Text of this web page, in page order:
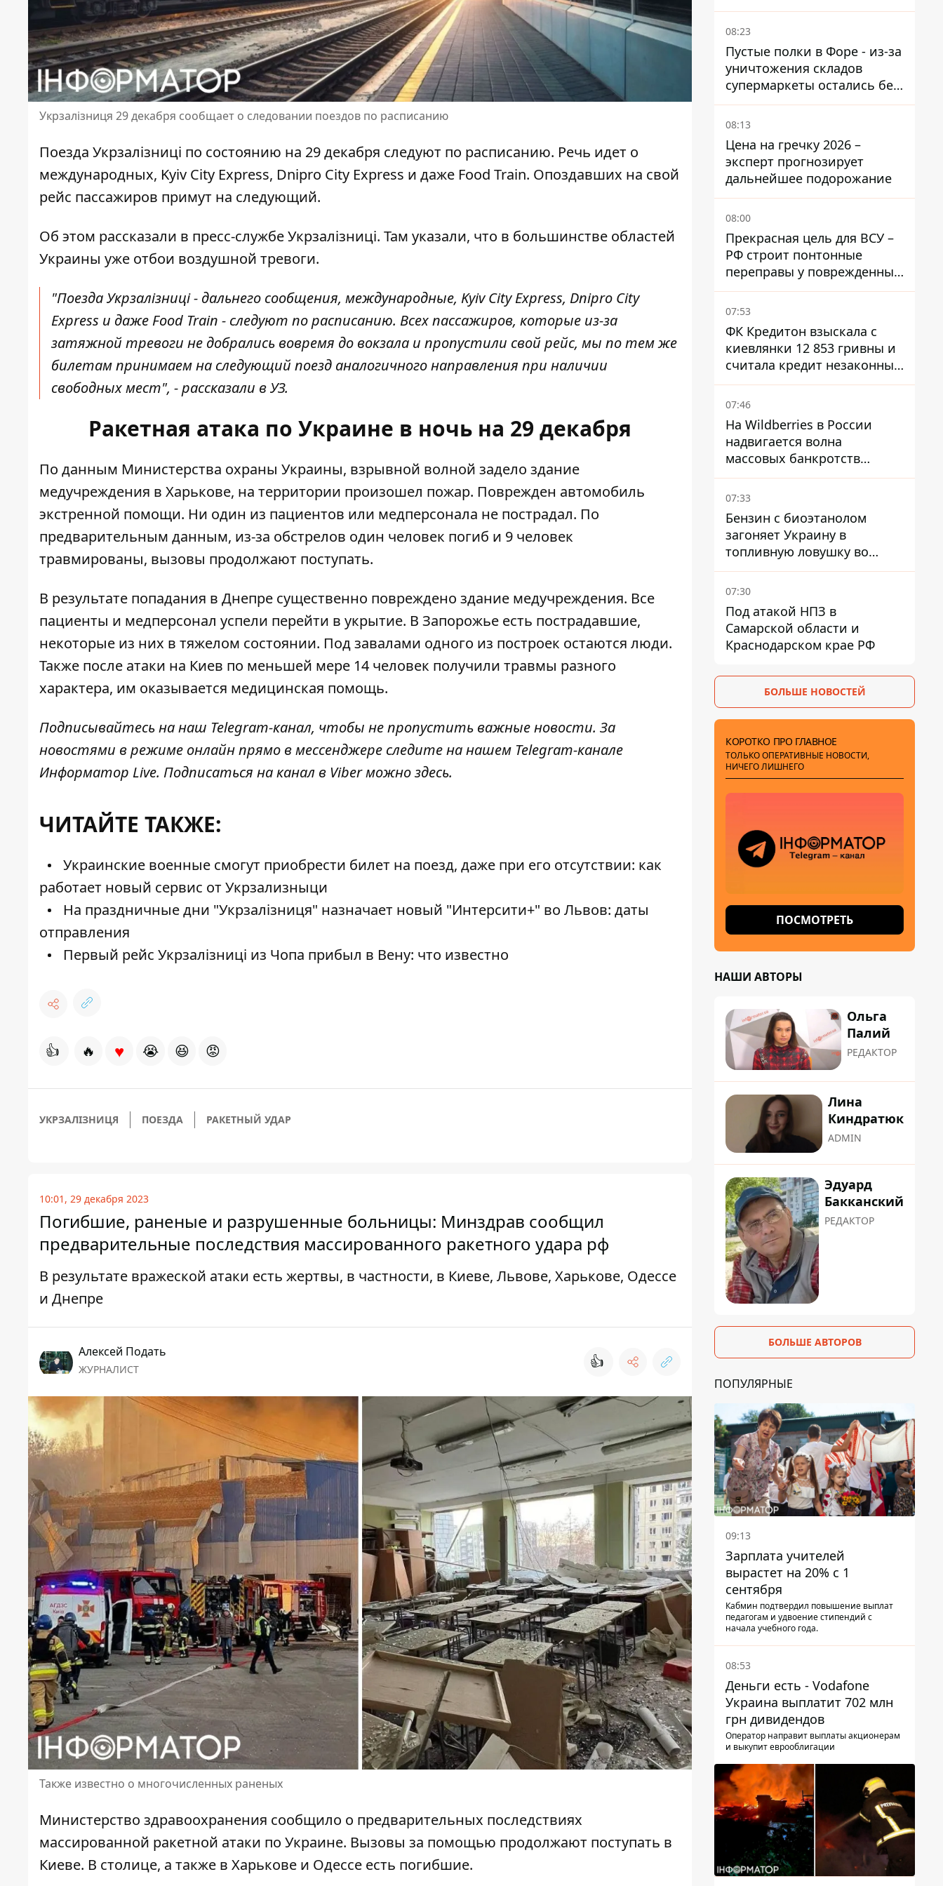
Укрзалізниця 29 декабря сообщает о следовании поездов по расписанию
Поезда Укрзалізниці по состоянию на 29 декабря следуют по расписанию. Речь идет о
международных, Kyiv City Express, Dnipro City Express и даже Food Train. Опоздавших на свой
рейс пассажиров примут на следующий.
Об этом рассказали в пресс-службе Укрзалізниці. Там указали, что в большинстве областей
Украины уже отбои воздушной тревоги.
"Поезда Укрзалізниці - дальнего сообщения, международные, Kyiv City Express, Dnipro City
Express и даже Food Train - следуют по расписанию. Всех пассажиров, которые из-за
затяжной тревоги не добрались вовремя до вокзала и пропустили свой рейс, мы по тем же
билетам принимаем на следующий поезд аналогичного направления при наличии
свободных мест", - рассказали в УЗ.
Ракетная атака по Украине в ночь на 29 декабря
По данным Министерства охраны Украины, взрывной волной задело здание
медучреждения в Харькове, на территории произошел пожар. Поврежден автомобиль
экстренной помощи. Ни один из пациентов или медперсонала не пострадал. По
предварительным данным, из-за обстрелов один человек погиб и 9 человек
травмированы, вызовы продолжают поступать.
В результате попадания в Днепре существенно повреждено здание медучреждения. Все
пациенты и медперсонал успели перейти в укрытие. В Запорожье есть пострадавшие,
некоторые из них в тяжелом состоянии. Под завалами одного из построек остаются люди.
Также после атаки на Киев по меньшей мере 14 человек получили травмы разного
характера, им оказывается медицинская помощь.
Подписывайтесь на наш Telegram-канал, чтобы не пропустить важные новости. За
новостями в режиме онлайн прямо в мессенджере следите на нашем Telegram-канале
Информатор Live. Подписаться на канал в Viber можноздесь.
ЧИТАЙТЕ ТАКЖЕ:
Украинские военные смогут приобрести билет на поезд, даже при его отсутствии: как
работает новый сервис от Укрзализныци
На праздничные дни "Укрзалізниця" назначает новый "Интерсити+" во Львов: даты
отправления
Первый рейс Укрзалізниці из Чопа прибыл в Вену: что известно
👍 🔥 ♥ 😭 😆 😡
УКРЗАЛІЗНИЦЯ ПОЕЗДА РАКЕТНЫЙ УДАР
10:01, 29 декабря 2023
Погибшие, раненые и разрушенные больницы: Минздрав сообщил
предварительные последствия массированного ракетного удара рф
В результате вражеской атаки есть жертвы, в частности, в Киеве, Львове, Харькове, Одессе
и Днепре
Алексей Подать
ЖУРНАЛИСТ 👍
Также известно о многочисленных раненых
Министерство здравоохранения сообщило о предварительных последствиях
массированной ракетной атаки по Украине. Вызовы за помощью продолжают поступать в
Киеве. В столице, а также в Харькове и Одессе есть погибшие.
опасных районов
08:23
Пустые полки в Форе - из-за
уничтожения складов
супермаркеты остались без
ассортимента
08:13
Цена на гречку 2026 –
эксперт прогнозирует
дальнейшее подорожание
08:00
Прекрасная цель для ВСУ –
РФ строит понтонные
переправы у поврежденных
мостов на ТОТ
07:53
ФК Кредитон взыскала с
киевлянки 12 853 гривны и
считала кредит незаконным
- что решил суд
07:46
На Wildberries в России
надвигается волна
массовых банкротств
продавцов - Reuters
07:33
Бензин с биоэтанолом
загоняет Украину в
топливную ловушку во
время войны - Сергей Куюн
07:30
Под атакой НПЗ в
Самарской области и
Краснодарском крае РФ
БОЛЬШЕ НОВОСТЕЙ
КОРОТКО ПРО ГЛАВНОЕ
ТОЛЬКО ОПЕРАТИВНЫЕ НОВОСТИ,
НИЧЕГО ЛИШНЕГО
ПОСМОТРЕТЬ
НАШИ АВТОРЫ
Ольга
Палий
РЕДАКТОР
Лина
Киндратюк
ADMIN
Эдуард
Бакканский
РЕДАКТОР
БОЛЬШЕ АВТОРОВ
ПОПУЛЯРНЫЕ
09:13
Зарплата учителей
вырастет на 20% с 1
сентября
Кабмин подтвердил повышение выплат
педагогам и удвоение стипендий с
начала учебного года.
08:53
Деньги есть - Vodafone
Украина выплатит 702 млн
грн дивидендов
Оператор направит выплаты акционерам
и выкупит еврооблигации